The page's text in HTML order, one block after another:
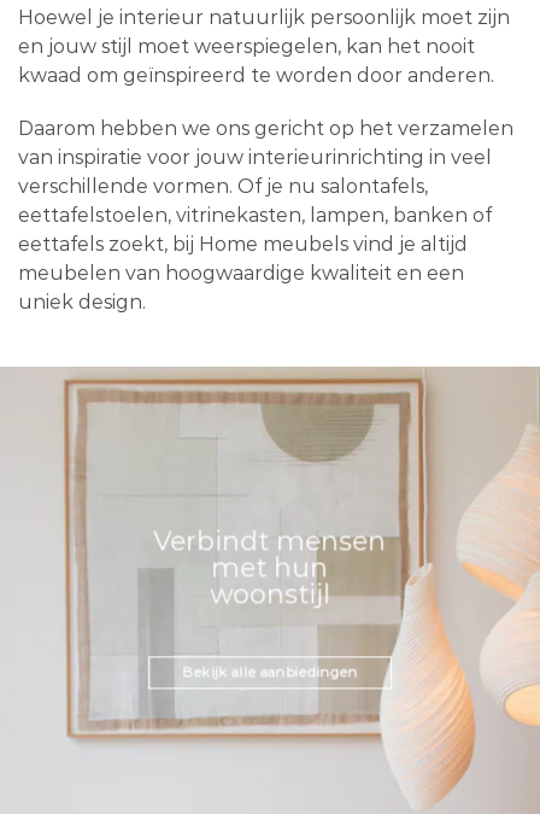
Hoewel je interieur natuurlijk persoonlijk moet zijn
en jouw stijl moet weerspiegelen, kan het nooit
kwaad om geïnspireerd te worden door anderen.
Daarom hebben we ons gericht op het verzamelen
van inspiratie voor jouw interieurinrichting in veel
verschillende vormen. Of je nu salontafels,
eettafelstoelen, vitrinekasten, lampen, banken of
eettafels zoekt, bij Home meubels vind je altijd
meubelen van hoogwaardige kwaliteit en een
uniek design.
Verbindt mensen
met hun
woonstijl
Bekijk alle aanbiedingen